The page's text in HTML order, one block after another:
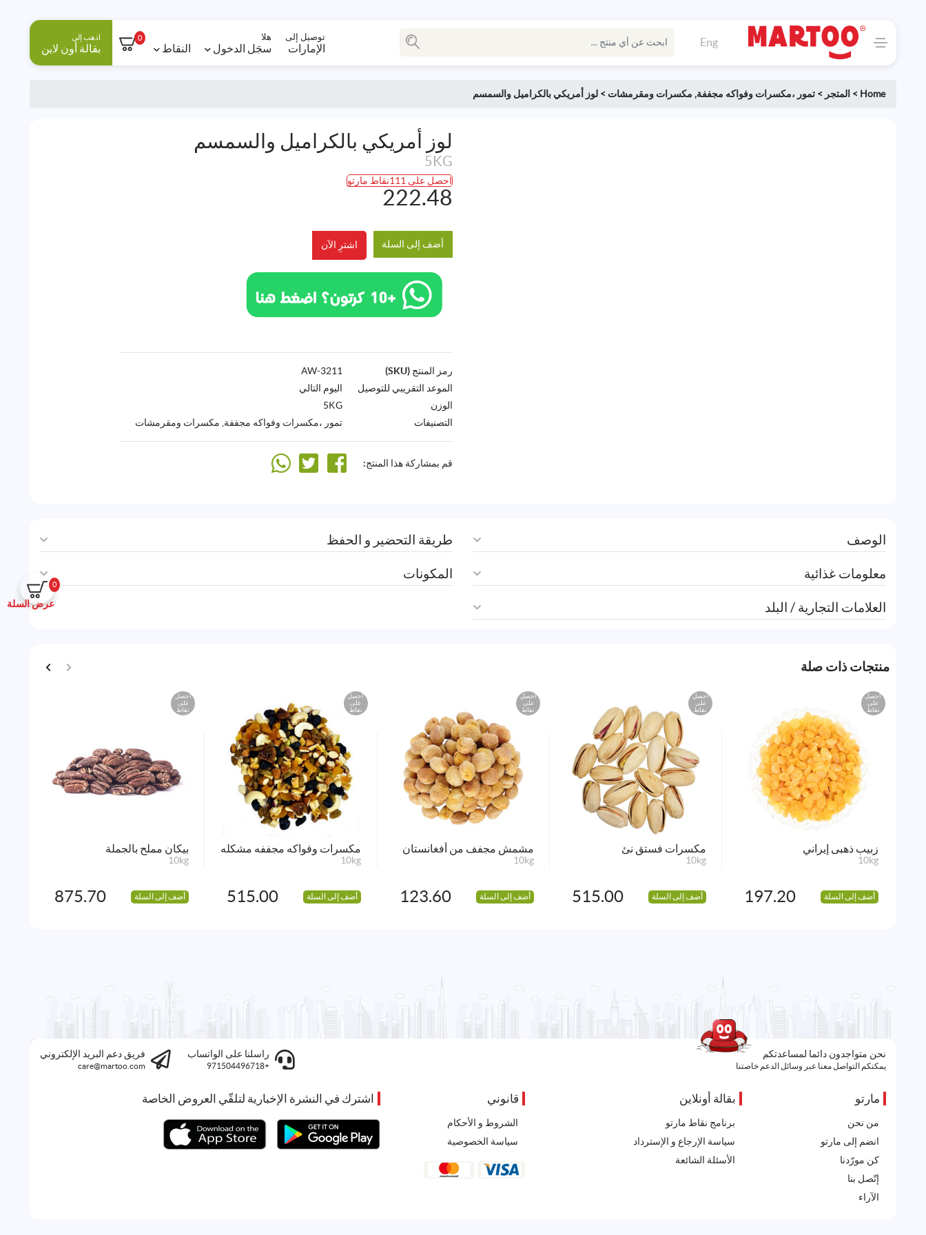
Eng توصيل إلى
الإمارات
هلا
سجَل الدخول النقاط
0 اذهب إلى
بقالة أون لاين
0
عرض السلة
Home
> المتجر >تمور ،مكسرات وفواكه مجففة, مكسرات ومقرمشات >لوز أمريكي بالكراميل والسمسم
لوز أمريكي بالكراميل والسمسم
5KG
احصل على 111نقاط مارتو
222.48
أضف إلى السلة اشترِ الآن
رمز المنتج (SKU)
3211-AW
الموعد التقريبي للتوصيل
اليوم التالي
الوزن
5KG
التصنيفات
تمور ،مكسرات وفواكه مجففة, مكسرات ومقرمشات
قم بمشاركة هذا المنتج:
الوصف
معلومات غذائية
العلامات التجارية / البلد
طريقة التحضير و الحفظ
المكونات
منتجات ذات صلة
احصل
على
نقاط
زبيب ذهبى إيراني
10kg
أضف إلى السلة 197.20
احصل
على
نقاط
مكسرات فستق نئ
10kg
أضف إلى السلة 515.00
احصل
على
نقاط
مشمش مجفف من أفغانستان
10kg
أضف إلى السلة 123.60
احصل
على
نقاط
مكسرات وفواكه مجففه مشكله
10kg
أضف إلى السلة 515.00
احصل
على
نقاط
بيكان مملح بالجملة
10kg
أضف إلى السلة 875.70
نحن متواجدون دائما لمساعدتكم
يمكنكم التواصل معنا عبر وسائل الدعم خاصتنا
راسلنا على الواتساب
+971504496718
فريق دعم البريد الإلكتروني
care@martoo.com
مارتو
من نحن
انضم إلى مارتو
كن مورّدنا
إتّصل بنا
الآراء
بقالة أونلاين
برنامج نقاط مارتو
سياسة الإرجاع و الإسترداد
الأسئلة الشائعة
قانوني
الشروط و الأحكام
سياسة الخصوصية
اشترك في النشرة الإخبارية لتلقّي العروض الخاصة